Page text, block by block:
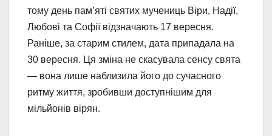
тому день пам’яті святих мучениць Віри, Надії,
Любові та Софії відзначають 17 вересня.
Раніше, за старим стилем, дата припадала на
30 вересня. Ця зміна не скасувала сенсу свята
— вона лише наблизила його до сучасного
ритму життя, зробивши доступнішим для
мільйонів вірян.